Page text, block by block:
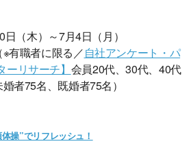
（木）～7月4日（月）
有職者に限る／自社アンケート・パ
リサーチ】 会員20代、30代、40代
者75名、既婚者75名）
操”でリフレッシュ！